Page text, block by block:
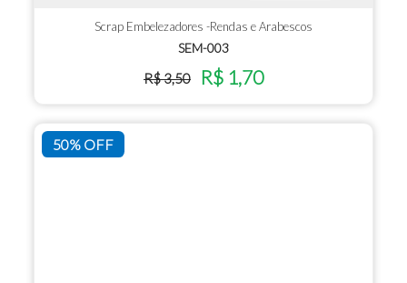
Scrap Embelezadores -Rendas e Arabescos
SEM-003
R$ 3,50 R$ 1,70
50% OFF